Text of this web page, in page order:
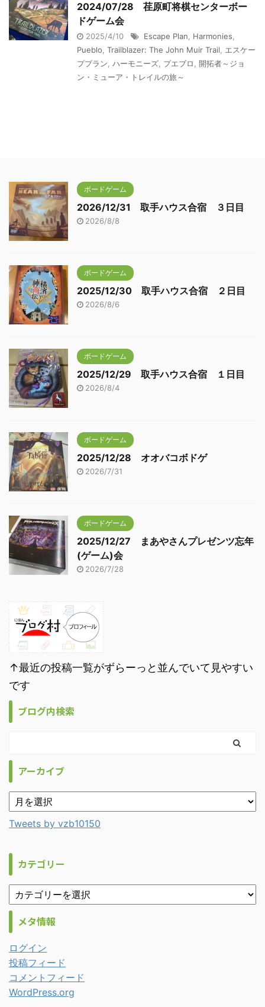
2024/07/28 荏原町将棋センターボー
ドゲーム会
2025/4/10 Escape Plan Harmonies
Pueblo Trailblazer: The John Muir Trail
エスケー
ププラン ハーモニーズ プエブロ
開拓者～ジョ
ン・ミューア・トレイルの旅～
ボードゲーム
2026/12/31 取手ハウス合宿 ３日目
2026/8/8
ボードゲーム
2025/12/30 取手ハウス合宿 ２日目
2026/8/6
ボードゲーム
2025/12/29 取手ハウス合宿 １日目
2026/8/4
ボードゲーム
2025/12/28 オオバコボドゲ
2026/7/31
ボードゲーム
2025/12/27 まあやさんプレゼンツ忘年
(ゲーム)会
2026/7/28
↑最近の投稿一覧がずらーっと並んでいて見やすい
です
ブログ内検索
アーカイブ
Tweets by vzb10150
カテゴリー
メタ情報
ログイン
投稿フィード
コメントフィード
WordPress.org